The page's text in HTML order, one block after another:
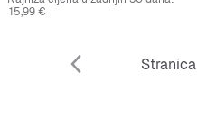
15,99 €
Stranica